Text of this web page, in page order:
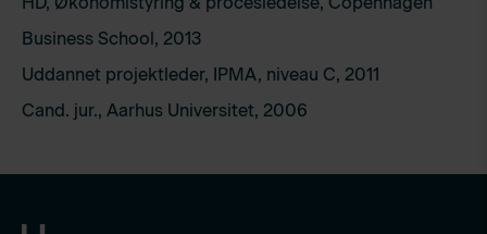
Business School, 2013
Uddannet projektleder, IPMA, niveau C, 2011
Cand. jur., Aarhus Universitet, 2006